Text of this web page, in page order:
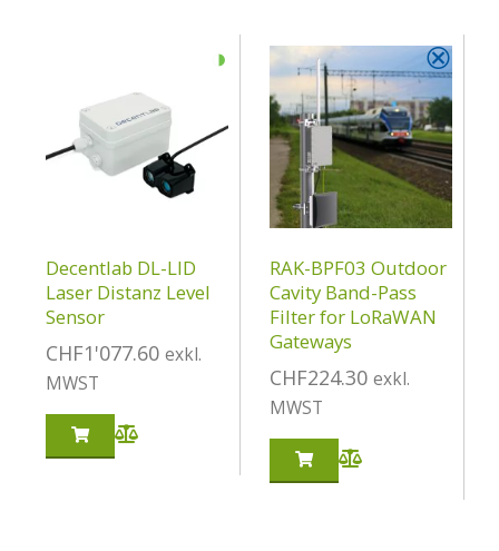
◑
Decentlab DL-LID
Laser Distanz Level
Sensor
CHF1'077.60 exkl.
MWST
⮿
RAK-BPF03 Outdoor
Cavity Band-Pass
Filter for LoRaWAN
Gateways
CHF224.30 exkl.
MWST